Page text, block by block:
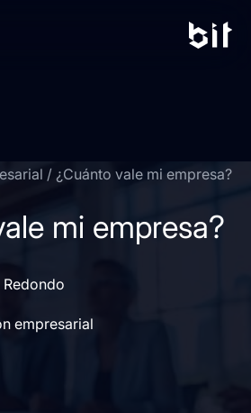
/ ¿Cuánto vale mi empresa?
mi empresa?
Redondo
empresarial